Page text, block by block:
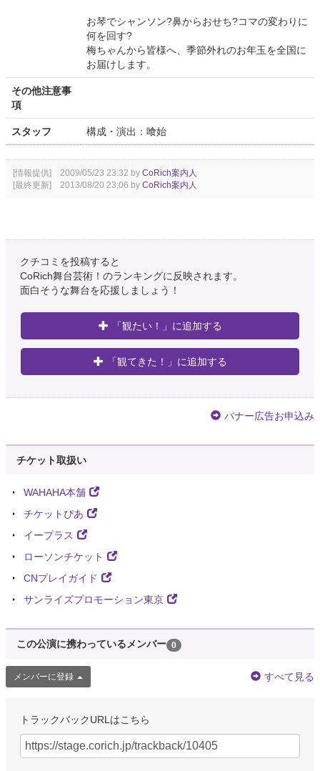
お琴でシャンソン?鼻からおせち?コマの変わりに
何を回す?
梅ちゃんから皆様へ、季節外れのお年玉を全国に
お届けします。
その他注意事
項
スタッフ 構成・演出：喰始
[情報提供] 2009/05/23 23:32 by CoRich案内人
[最終更新] 2013/08/20 23:06 by CoRich案内人
クチコミを投稿すると
CoRich舞台芸術！のランキングに反映されます。
面白そうな舞台を応援しましょう！
「観たい！」に追加する
「観てきた！」に追加する
バナー広告お申込み
チケット取扱い
WAHAHA本舗
チケットぴあ
イープラス
ローソンチケット
CNプレイガイド
サンライズプロモーション東京
この公演に携わっているメンバー 0
メンバーに登録 すべて見る
トラックバックURLはこちら